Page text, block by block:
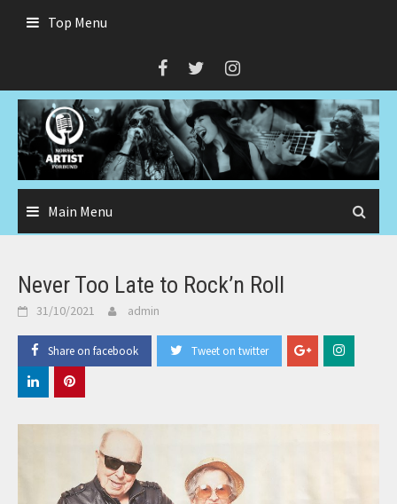
Top Menu
Main Menu
Never Too Late to Rock’n Roll
31/10/2021 admin
Share on facebook Tweet on twitter